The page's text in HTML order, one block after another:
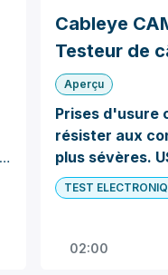
Cableye
Testeur de
Basse
Aperçu
Prises d'usure
résister aux
plus sévères.
DC-Display
TEST
02:00